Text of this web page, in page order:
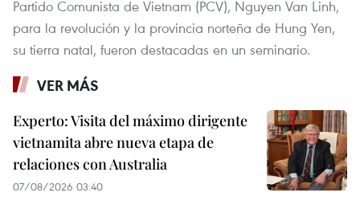
Partido Comunista de Vietnam (PCV), Nguyen Van Linh,
para la revolución y la provincia norteña de Hung Yen,
su tierra natal, fueron destacadas en un seminario.
VER MÁS
Experto: Visita del máximo dirigente
vietnamita abre nueva etapa de
relaciones con Australia
07/08/2026 03:40